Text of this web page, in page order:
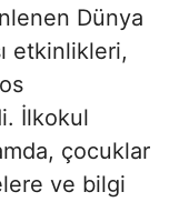
Dünya
etkinlikleri,
İlkokul
çocuklar
ve bilgi